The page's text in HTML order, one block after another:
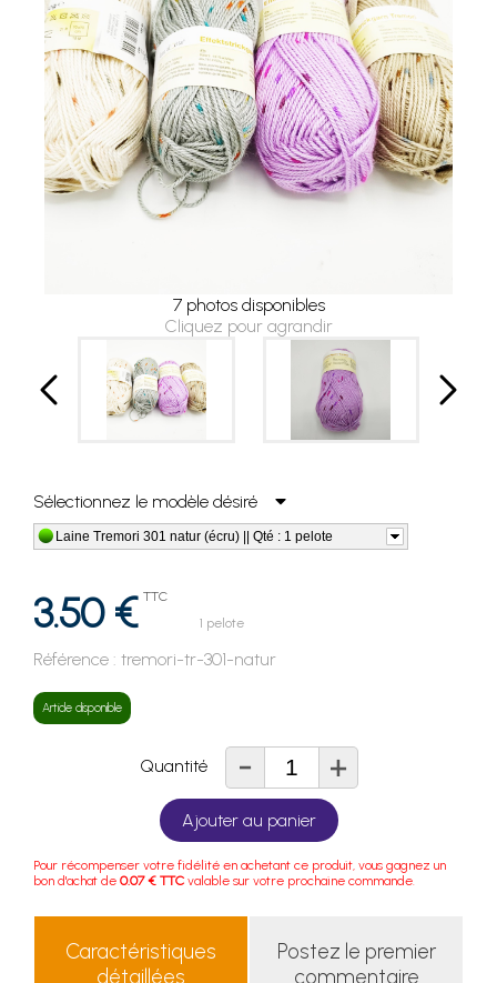
7 photos disponibles
Cliquez pour agrandir
Sélectionnez le modèle désiré
Laine Tremori 301 natur (écru) || Qté : 1 pelote
3.50 € TTC
1 pelote
Référence : tremori-tr-301-natur
Article disponible
Quantité - +
Ajouter au panier
Pour récompenser votre fidélité en achetant ce produit, vous gagnez un
bon d'achat de 0.07 € TTC valable sur votre prochaine commande.
Caractéristiques
détaillées
Postez le premier
commentaire